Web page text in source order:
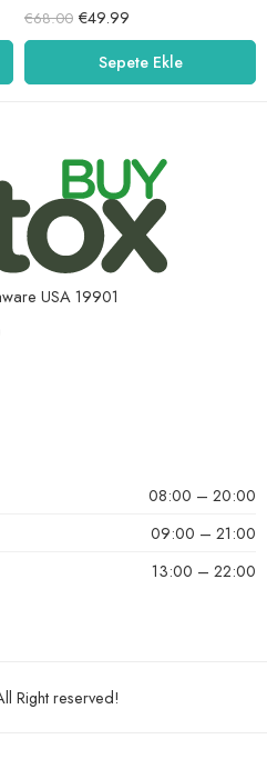
5 üzerinden
5.00oy aldı
€68.00 €49.99
Sepete Ekle
USA 19901
08:00 – 20:00
09:00 – 21:00
13:00 – 22:00
Right reserved!